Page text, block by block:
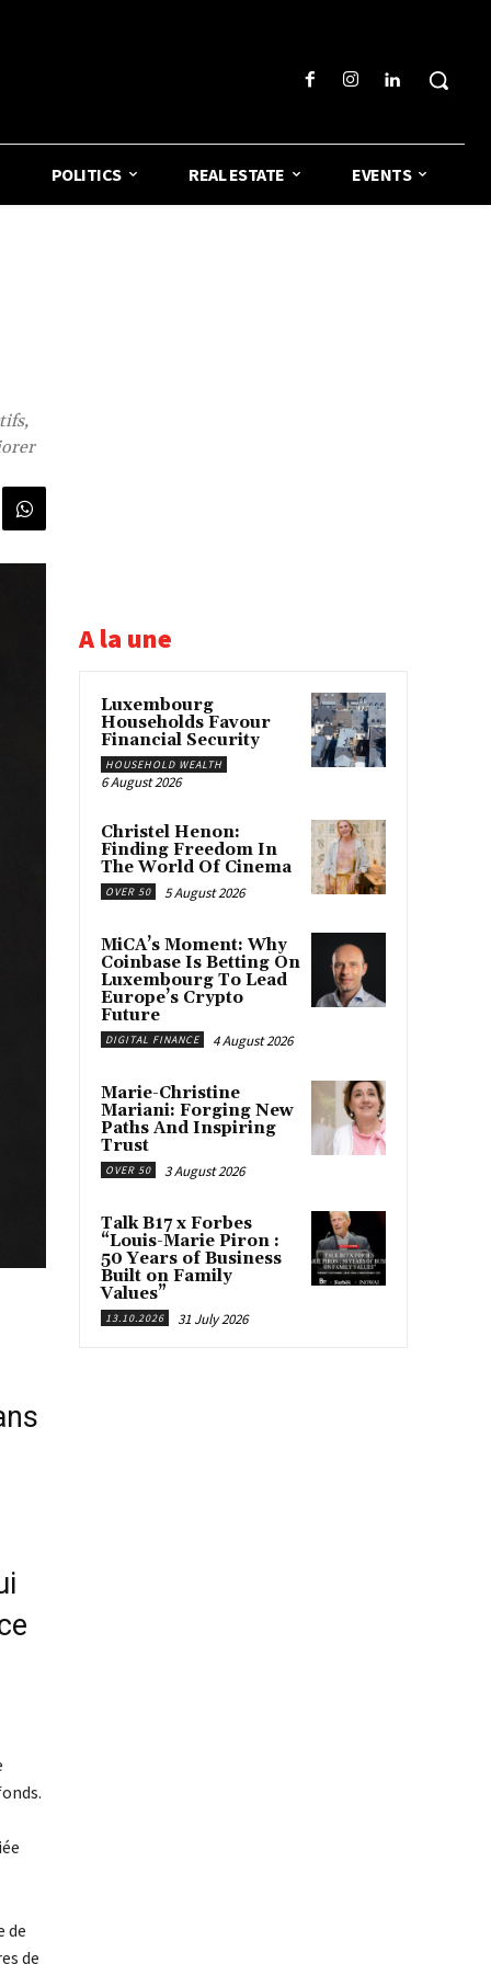
POLITICS REAL ESTATE EVENTS
de
de
A la une
Luxembourg
Households Favour
Financial Security
HOUSEHOLD WEALTH
6 August 2026
Christel Henon:
Finding Freedom In
The World Of Cinema
OVER 50 5 August 2026
MiCA’s Moment: Why
Coinbase Is Betting On
Luxembourg To Lead
Europe’s Crypto
Future
DIGITAL FINANCE 4 August 2026
Marie-Christine
Mariani: Forging New
Paths And Inspiring
Trust
OVER 50 3 August 2026
Talk B17 x Forbes
“Louis-Marie Piron :
50 Years of Business
Built on Family
Values”
13.10.2026 31 July 2026